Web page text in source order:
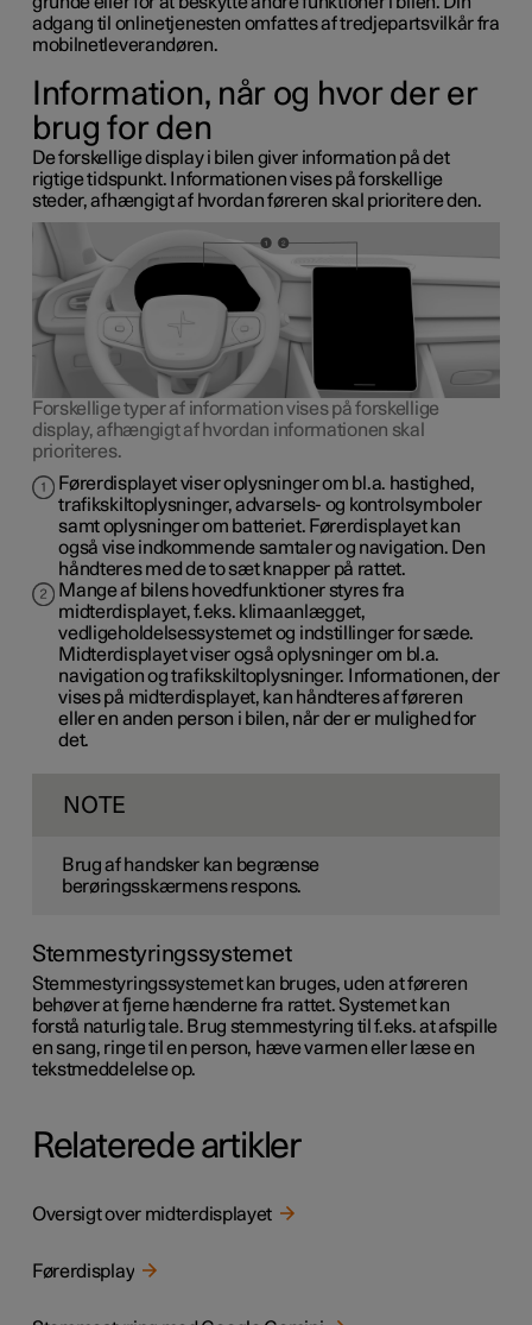
adgang til onlinetjenesten omfattes af tredjepartsvilkår fra
mobilnetleverandøren.
Information, når og hvor der er
brug for den
De forskellige display i bilen giver information på det
rigtige tidspunkt. Informationen vises på forskellige
steder, afhængigt af hvordan føreren skal prioritere den.
Forskellige typer af information vises på forskellige
display, afhængigt af hvordan informationen skal
prioriteres.
Førerdisplayet viser oplysninger om bl.a. hastighed,
trafikskiltoplysninger, advarsels- og kontrolsymboler
samt oplysninger om batteriet. Førerdisplayet kan
også vise indkommende samtaler og navigation. Den
håndteres med de to sæt knapper på rattet.
Mange af bilens hovedfunktioner styres fra
midterdisplayet, f.eks. klimaanlægget,
vedligeholdelsessystemet og indstillinger for sæde.
Midterdisplayet viser også oplysninger om bl.a.
navigation og trafikskiltoplysninger. Informationen, der
vises på midterdisplayet, kan håndteres af føreren
eller en anden person i bilen, når der er mulighed for
det.
NOTE
Brug af handsker kan begrænse
berøringsskærmens respons.
Stemmestyringssystemet
Stemmestyringssystemet kan bruges, uden at føreren
behøver at fjerne hænderne fra rattet. Systemet kan
forstå naturlig tale. Brug stemmestyring til f.eks. at afspille
en sang, ringe til en person, hæve varmen eller læse en
tekstmeddelelse op.
Relaterede artikler
Oversigt over midterdisplayet
Førerdisplay